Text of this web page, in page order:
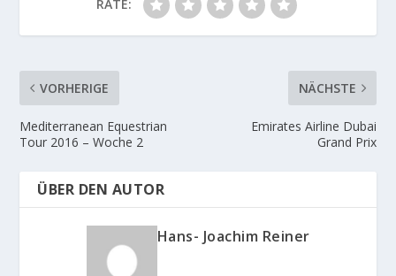
RATE:
VORHERIGE
Mediterranean Equestrian
Tour 2016 – Woche 2
NÄCHSTE
Emirates Airline Dubai
Grand Prix
ÜBER DEN AUTOR
Hans- Joachim Reiner